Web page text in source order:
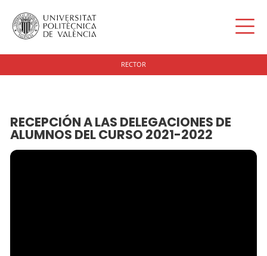
RECTOR
RECEPCIÓN A LAS DELEGACIONES DE
ALUMNOS DEL CURSO 2021-2022